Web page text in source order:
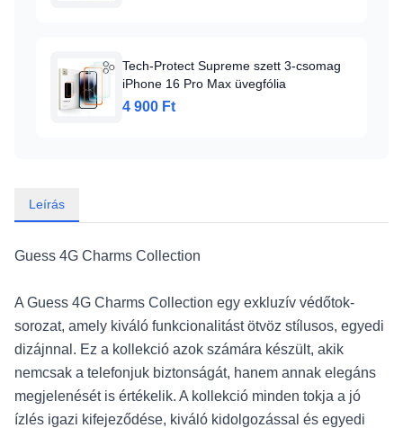
Tech-Protect Supreme szett 3-csomag
iPhone 16 Pro Max üvegfólia
4 900 Ft
Leírás
Guess 4G Charms Collection
A Guess 4G Charms Collection egy exkluzív védőtok-
sorozat, amely kiváló funkcionalitást ötvöz stílusos, egyedi
dizájnnal. Ez a kollekció azok számára készült, akik
nemcsak a telefonjuk biztonságát, hanem annak elegáns
megjelenését is értékelik. A kollekció minden tokja a jó
ízlés igazi kifejeződése, kiváló kidolgozással és egyedi